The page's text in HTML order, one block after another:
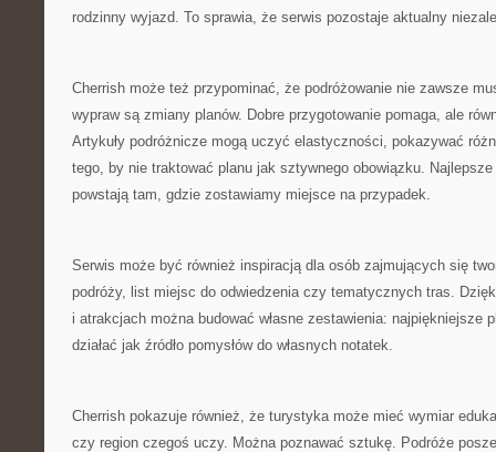
rodzinny wyjazd. To sprawia, że serwis pozostaje aktualny
Cherrish może też przypominać, że podróżowanie nie zawsze
wypraw są zmiany planów. Dobre przygotowanie pomaga, ale
Artykuły podróżnicze mogą uczyć elastyczności, pokazywać
tego, by nie traktować planu jak sztywnego obowiązku.
powstają tam, gdzie zostawiamy miejsce na przypadek.
Serwis może być również inspiracją dla osób zajmujących się
podróży, list miejsc do odwiedzenia czy tematycznych tras.
i atrakcjach można budować własne zestawienia: najpiękniejsze
działać jak źródło pomysłów do własnych notatek.
Cherrish pokazuje również, że turystyka może mieć wymiar
czy region czegoś uczy. Można poznawać sztukę. Podróże